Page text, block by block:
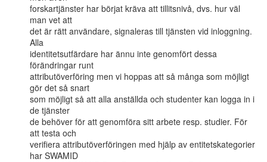
forskartjänster har börjat kräva att tillitsnivå, dvs. hur väl
man vet att
det är rätt användare, signaleras till tjänsten vid inloggning.
Alla
identitetsutfärdare har ännu inte genomfört dessa
förändringar runt
attributöverföring men vi hoppas att så många som möjligt
gör det så snart
som möjligt så att alla anställda och studenter kan logga in i
de tjänster
de behöver för att genomföra sitt arbete resp. studier. För
att testa och
verifiera attributöverföringen med hjälp av entitetskategorier
har SWAMID